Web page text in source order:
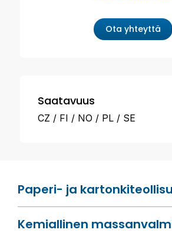
Paperi- ja
Kemiallinen
Ota yhteyttä
Saatavuus
CZ FI NO PL SE